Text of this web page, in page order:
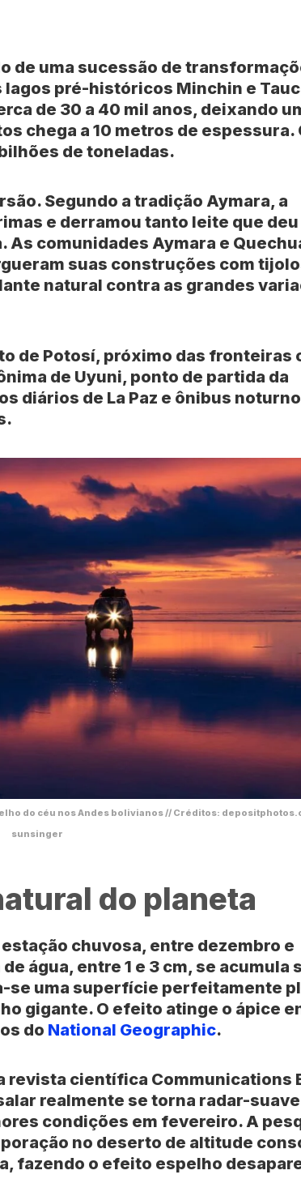
de uma sucessão de
lagos pré-históricos Minchin e
de 30 a 40 mil anos, deixando
chega a 10 metros de espessura.
de toneladas.
Segundo a tradição Aymara, a
e derramou tanto leite que deu
comunidades Aymara e
suas construções com
natural contra as grandes
de Potosí, próximo das fronteiras
de Uyuni, ponto de partida da
diários de La Paz e ônibus
do céu nos Andes bolivianos // Créditos:
sunsinger
do planeta
chuvosa, entre dezembro e
água, entre 1 e 3 cm, se acumula
se uma superfície perfeitamente
gigante. O efeito atinge o ápice
do National Geographic.
revista científica Communications
realmente se torna radar-suave
condições em fevereiro. A
no deserto de altitude
fazendo o efeito espelho